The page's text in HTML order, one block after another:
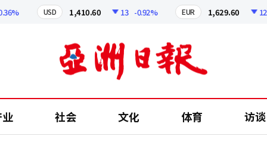
USD 1,410.60 13 -0.92% EUR 1,629.60 12.24
社会 文化 体育 访谈